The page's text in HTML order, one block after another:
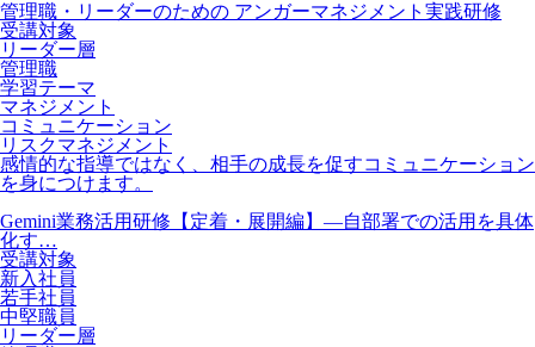
管理職・リーダーのための アンガーマネジメント実践研修
受講対象
リーダー層
管理職
学習テーマ
マネジメント
コミュニケーション
リスクマネジメント
感情的な指導ではなく、相手の成長を促すコミュニケーション
を身につけます。
Gemini業務活用研修【定着・展開編】―自部署での活用を具体
化す…
受講対象
新入社員
若手社員
中堅職員
リーダー層